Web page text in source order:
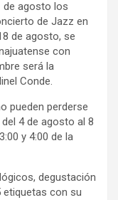
de agosto los
de Jazz en
de agosto, se
con
será la
Conde.
pueden perderse
4 de agosto al 8
y 4:00 de la
degustación
etiquetas con su